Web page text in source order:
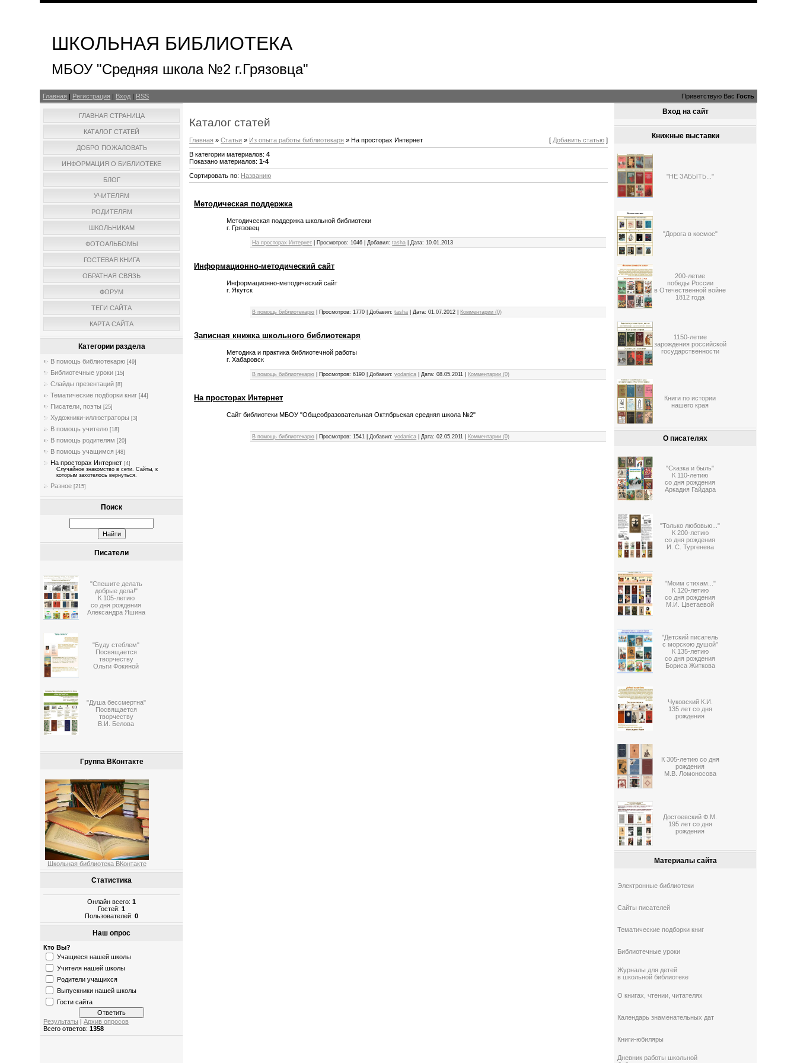
ШКОЛЬНАЯ БИБЛИОТЕКА
МБОУ "Средняя школа №2 г.Грязовца"
Главная Регистрация Вход RSS Приветствую Вас Гость
ГЛАВНАЯ СТРАНИЦА
КАТАЛОГ СТАТЕЙ
ДОБРО ПОЖАЛОВАТЬ
ИНФОРМАЦИЯ О БИБЛИОТЕКЕ
БЛОГ
УЧИТЕЛЯМ
РОДИТЕЛЯМ
ШКОЛЬНИКАМ
ФОТОАЛЬБОМЫ
ГОСТЕВАЯ КНИГА
ОБРАТНАЯ СВЯЗЬ
ФОРУМ
ТЕГИ САЙТА
КАРТА САЙТА
Категории раздела
В помощь библиотекарю [49]
Библиотечные уроки [15]
Слайды презентаций [8]
Тематические подборки книг [44]
Писатели, поэты [25]
Художники-иллюстраторы [3]
В помощь учителю [18]
В помощь родителям [20]
В помощь учащимся [48]
На просторах Интернет [4]
Случайное знакомство в сети. Сайты, к
которым захотелось вернуться.
Разное [215]
Поиск
Писатели
"Спешите делать
добрые дела!"
К 105-летию
со дня рождения
Александра Яшина
"Буду стеблем"
Посвящается
творчеству
Ольги Фокиной
"Душа бессмертна"
Посвящается
творчеству
В.И. Белова
Группа ВКонтакте
Школьная библиотека ВКонтакте
Статистика
Онлайн всего:1
Гостей:1
Пользователей:0
Наш опрос
Кто Вы?
Учащиеся нашей школы
Учителя нашей школы
Родители учащихся
Выпускники нашей школы
Гости сайта
Результаты |Архив опросов
Всего ответов:1358
Каталог статей
Главная »Статьи » Из опыта работы библиотекаря » На просторах Интернет [ Добавить статью ]
В категории материалов:4
Показано материалов:1-4
Сортировать по: Названию
Методическая поддержка
Методическая поддержка школьной библиотеки
г. Грязовец
На просторах Интернет Просмотров: 1046 Добавил: tasha Дата: 10.01.2013
Информационно-методический сайт
Информационно-методический сайт
г. Якутск
В помощь библиотекарю Просмотров: 1770 Добавил: tasha Дата: 01.07.2012 Комментарии (0)
Записная книжка школьного библиотекаря
Методика и практика библиотечной работы
г. Хабаровск
В помощь библиотекарю Просмотров: 6190 Добавил: vodanica Дата: 08.05.2011 Комментарии (0)
На просторах Интернет
Сайт библиотеки МБОУ "Общеобразовательная Октябрьская средняя школа №2"
В помощь библиотекарю Просмотров: 1541 Добавил: vodanica Дата: 02.05.2011 Комментарии (0)
Вход на сайт
Книжные выставки
"НЕ ЗАБЫТЬ..."
"Дорога в космос"
200-летие
победы России
в Отечественной войне
1812 года
1150-летие
зарождения российской
государственности
Книги по истории
нашего края
О писателях
"Сказка и быль"
К 110-летию
со дня рождения
Аркадия Гайдара
"Только любовью..."
К 200-летию
со дня рождения
И. С. Тургенева
"Моим стихам..."
К 120-летию
со дня рождения
М.И. Цветаевой
"Детский писатель
с морскою душой"
К 135-летию
со дня рождения
Бориса Житкова
Чуковский К.И.
135 лет со дня
рождения
К 305-летию со дня
рождения
М.В. Ломоносова
Достоевский Ф.М.
195 лет со дня
рождения
Материалы сайта
Электронные библиотеки
Сайты писателей
Тематические подборки книг
Библиотечные уроки
Журналы для детей
в школьной библиотеке
О книгах, чтении, читателях
Календарь знаменательных дат
Книги-юбиляры
Дневник работы школьной